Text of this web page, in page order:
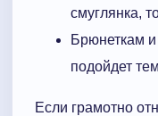
смуглянка,
Брюнеткам
подойдет
Если грамотно